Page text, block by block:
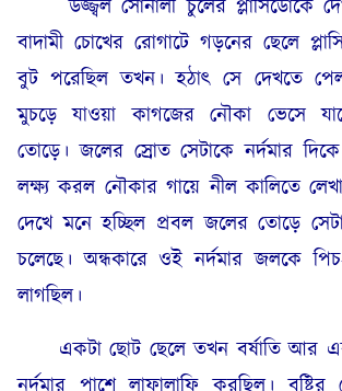
উজ্জ্বল সোনালী চুলের প্লাসিডোকে
বাদামী চোখের রোগাটে গড়নের ছেলে
বুট পরেছিল তখন। হঠাৎ সে দেখতে
মুচড়ে যাওয়া কাগজের নৌকা ভেসে
তোড়ে। জলের স্রোত সেটাকে নর্দমার
লক্ষ্য করল নৌকার গায়ে নীল কালিতে
দেখে মনে হচ্ছিল প্রবল জলের তোড়ে
চলেছে। অন্ধকারে ওই নর্দমার জলকে
লাগছিল।
একটা ছোট ছেলে তখন বর্ষাতি আর